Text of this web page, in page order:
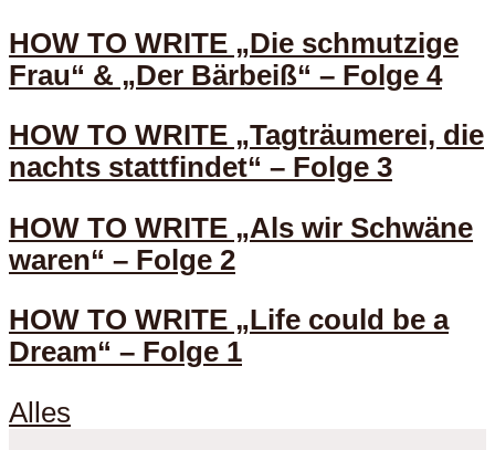
HOW TO WRITE „Die schmutzige
Frau“ & „Der Bärbeiß“ – Folge 4
HOW TO WRITE „Tagträumerei, die
nachts stattfindet“ – Folge 3
HOW TO WRITE „Als wir Schwäne
waren“ – Folge 2
HOW TO WRITE „Life could be a
Dream“ – Folge 1
Alles